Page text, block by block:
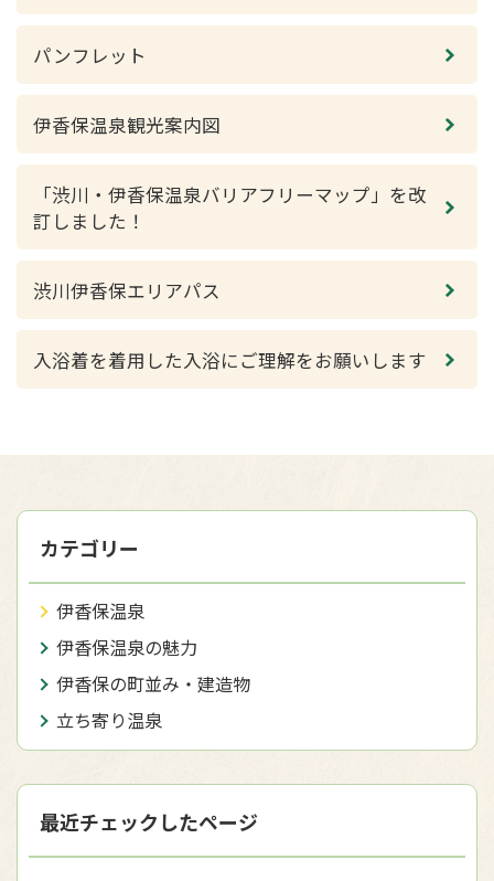
パンフレット
伊香保温泉観光案内図
「渋川・伊香保温泉バリアフリーマップ」を改
訂しました！
渋川伊香保エリアパス
入浴着を着用した入浴にご理解をお願いします
カテゴリー
伊香保温泉
伊香保温泉の魅力
伊香保の町並み・建造物
立ち寄り温泉
最近チェックしたページ